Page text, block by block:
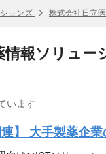
ョンズ 株式会社日立
情報ソリュ
います
】 大手製薬企